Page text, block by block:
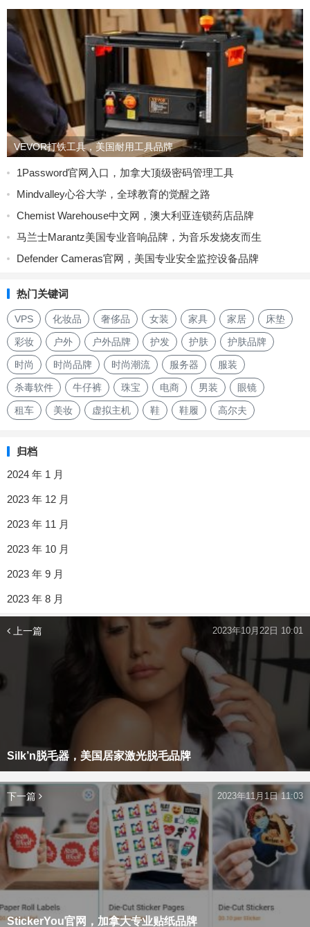
VEVOR打铁工具，美国耐用工具品牌
1Password官网入口，加拿大顶级密码管理工具
Mindvalley心谷大学，全球教育的觉醒之路
Chemist Warehouse中文网，澳大利亚连锁药店品牌
马兰士Marantz美国专业音响品牌，为音乐发烧友而生
Defender Cameras官网，美国专业安全监控设备品牌
热门关键词
VPS 化妆品 奢侈品 女装 家具 家居 床垫
彩妆 户外 户外品牌 护发 护肤 护肤品牌
时尚 时尚品牌 时尚潮流 服务器 服装
杀毒软件 牛仔裤 珠宝 电商 男装 眼镜
租车 美妆 虚拟主机 鞋 鞋履 高尔夫
归档
2024 年 1 月
2023 年 12 月
2023 年 11 月
2023 年 10 月
2023 年 9 月
2023 年 8 月
上一篇
Silk’n脱毛器，美国居家激光脱毛品牌
2023年10月22日 10:01
下一篇
StickerYou官网，加拿大专业贴纸品牌
2023年11月1日 11:03